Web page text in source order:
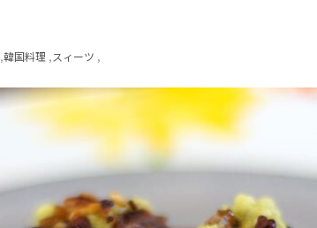
,韓国料理 ,スィーツ ,